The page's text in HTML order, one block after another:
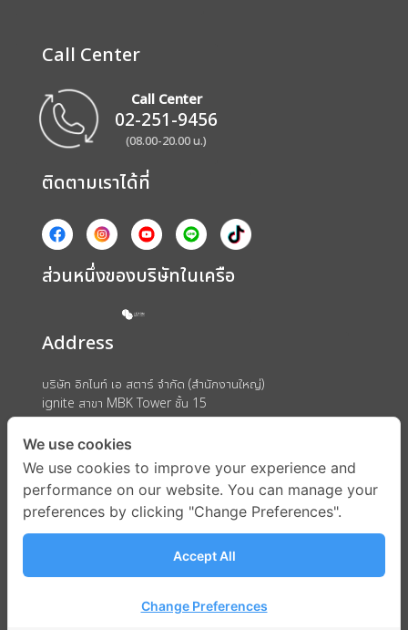
Call Center
Call Center
02-251-9456
(08.00-20.00 น.)
ติดตามเราได้ที่
ส่วนหนึ่งของบริษัทในเครือ
Address
บริษัท อิกไนท์ เอ สตาร์ จำกัด (สำนักงานใหญ่)
ignite สาขา MBK Tower ชั้น 15
ถนนพญาไท แขวงวังใหม่ เขตปทุมวัน กรุงเทพมหานคร 10330
We use cookies
We use cookies to improve your experience and
performance on our website. You can manage your
preferences by clicking "Change Preferences".
Accept All
Change Preferences